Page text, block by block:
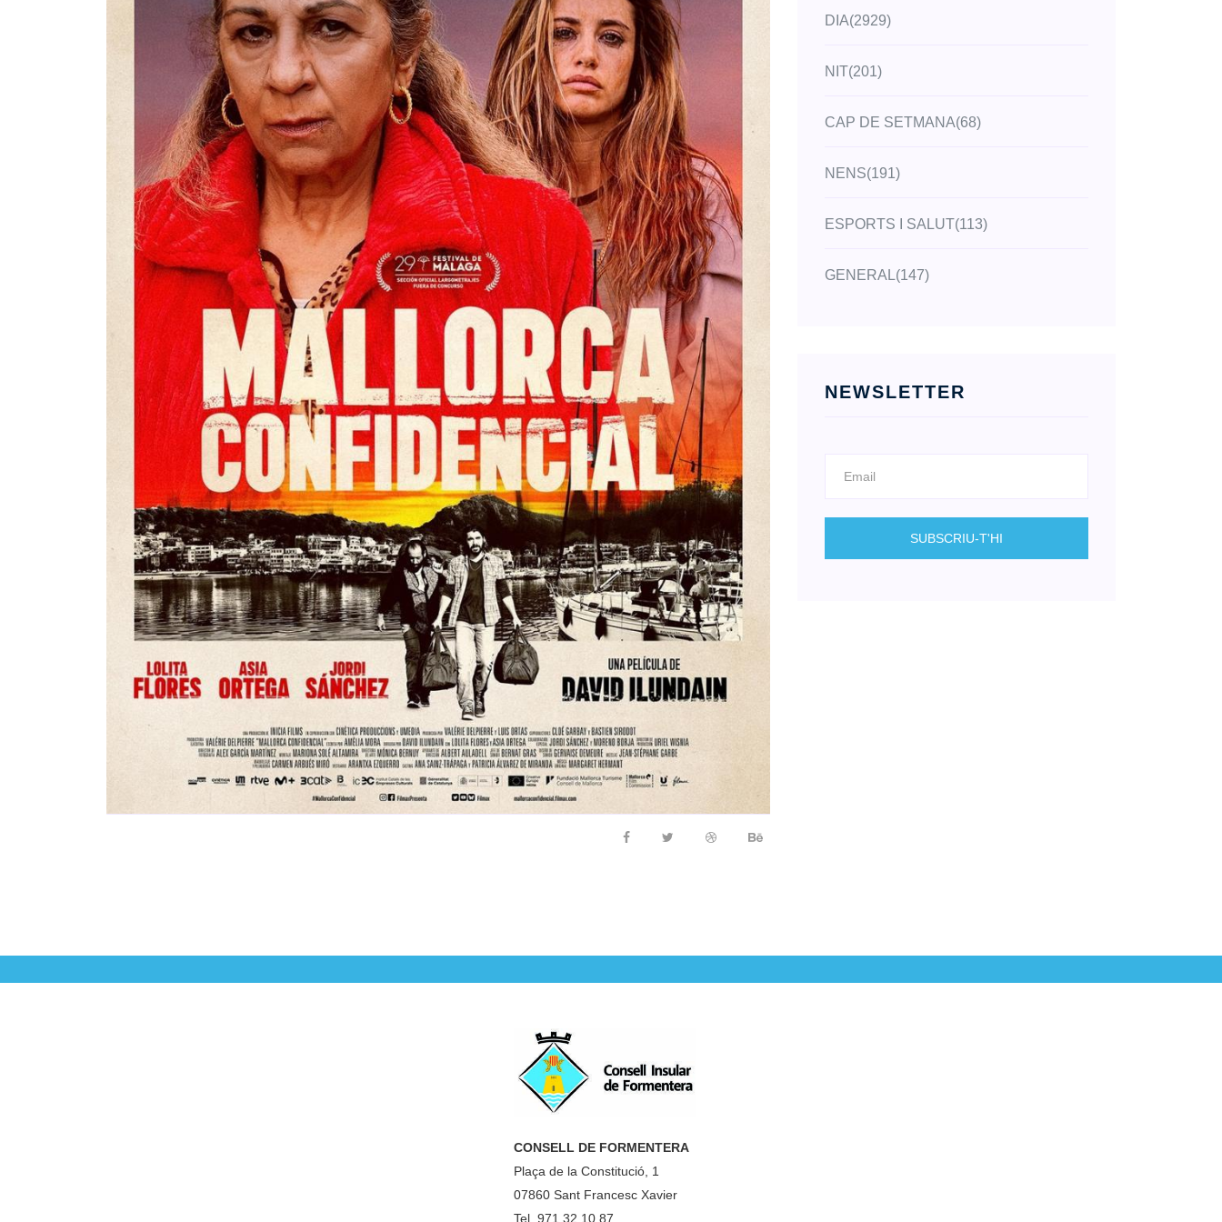
DIA(2929)
NIT(201)
CAP DE SETMANA(68)
NENS(191)
ESPORTS I SALUT(113)
GENERAL(147)
NEWSLETTER
CONSELL DE FORMENTERA
Plaça de la Constitució, 1
07860 Sant Francesc Xavier
Tel. 971 32 10 87